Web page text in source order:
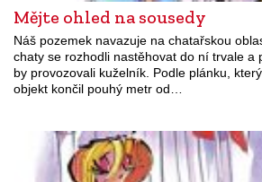
Mějte ohled na sousedy
Náš pozemek navazuje na chatařskou
chaty se rozhodli nastěhovat do ní trvale a
by provozovali kuželník. Podle plánku,
objekt končil pouhý metr od…